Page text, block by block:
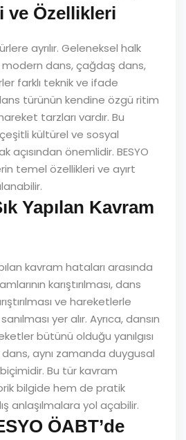
ve Özellikleri
ayrılır. Geleneksel halk
modern dans, çağdaş dans,
farklı teknik ve ifade
türünün kendine özgü ritim
tarzları vardır. Bu
çeşitli kültürel ve sosyal
açısından önemlidir. BESYO
temel özellikleri ve ayırt
Yapılan Kavram
kavram hataları arasında
karıştırılması, dans
ve hareketlerle
yer alır. Ayrıca, dansın
bütünü olduğu yanılgısı
dans, aynı zamanda duygusal
Bu tür kavram
bilgide hem de pratik
anlaşılmalara yol açabilir.
ÖABT’de